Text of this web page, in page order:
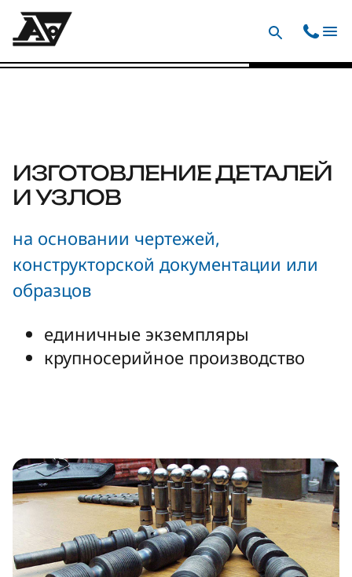
ИЗГОТОВЛЕНИЕ ДЕТАЛЕЙ
И УЗЛОВ
на основании чертежей,
конструкторской документации или
образцов
единичные экземпляры
крупносерийное производство